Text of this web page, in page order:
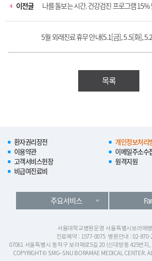
이전글 나를 돌보는 시간. 건강검진 프로그램
5월 외래진료 휴무 안내(5.1[금], 5.5[화],
목록
환자권리장전
개인정보처리
이용약관
이메일주소수
고객서비스헌장
원격지원
비급여진료비
주요서비스
서울대학교병원운영 서울특별시보라매
진료예약 : 1577-0075 병원안내 : 02-870-
07061 서울특별시 동작구 보라매로5길 20 (신대방동 425번지
COPYRIGHT© SMG–SNU BORAMAE MEDICAL CENTER.